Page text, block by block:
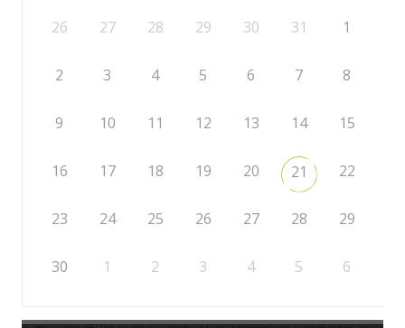
26 27 28 29 30 31 1
2 3 4 5 6 7 8
9 10 11 12 13 14 15
16 17 18 19 20 21 22
23 24 25 26 27 28 29
30 1 2 3 4 5 6